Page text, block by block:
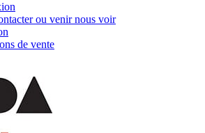
ou venir nous voir
de vente